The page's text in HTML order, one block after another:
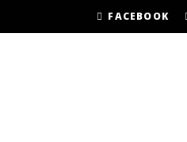
FACEBOOK